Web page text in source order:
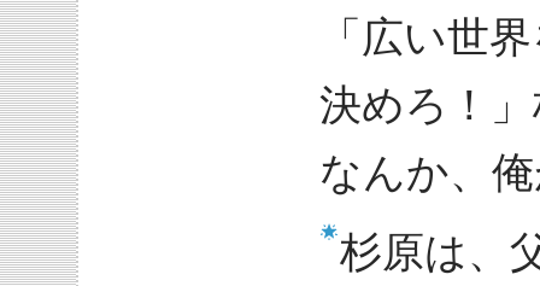
「広い世
決めろ！
なんか、
杉原は、